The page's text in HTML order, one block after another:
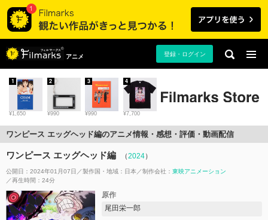
アニメ 登録・ログイン
¥1,650
1
¥990
2
¥990
3
¥7,700
4
ワンピース エッグヘッド編のアニメ情報・感想・評価・動画配信
ワンピース エッグヘッド編 （2024）
公開日：2024年01月07日 製作国・地域： 日本 制作会社： 東映アニメーション
再生時間：24分
原作
尾田栄一郎